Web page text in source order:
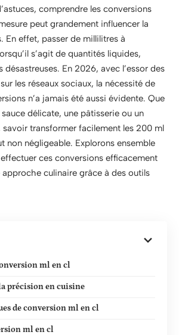
comprendre les conversions
peut grandement influencer la
En effet, passer de millilitres à
s’agit de quantités liquides,
désastreuses. En 2026, avec l’essor des
les réseaux sociaux, la nécessité de
n’a jamais été aussi évidente. Que
délicate, une pâtisserie ou un
transformer facilement les 200 ml
non négligeable. Explorons ensemble
ces conversions efficacement
culinaire grâce à des outils
ml en cl
précision en cuisine
de conversion ml en cl
ml en cl